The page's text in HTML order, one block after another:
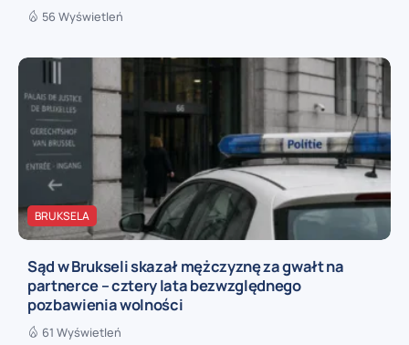
56 Wyświetleń
BRUKSELA
Sąd w Brukseli skazał mężczyznę za gwałt na
partnerce – cztery lata bezwzględnego
pozbawienia wolności
61 Wyświetleń